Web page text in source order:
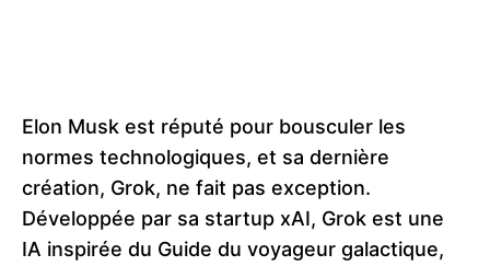
Elon Musk est réputé pour bousculer les
normes technologiques, et sa dernière
création, Grok, ne fait pas exception.
Développée par sa startup xAI, Grok est une
IA inspirée du Guide du voyageur galactique,